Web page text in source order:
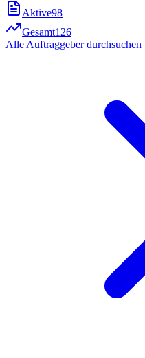
Aktive98
Gesamt126
Alle Auftraggeber durchsuchen